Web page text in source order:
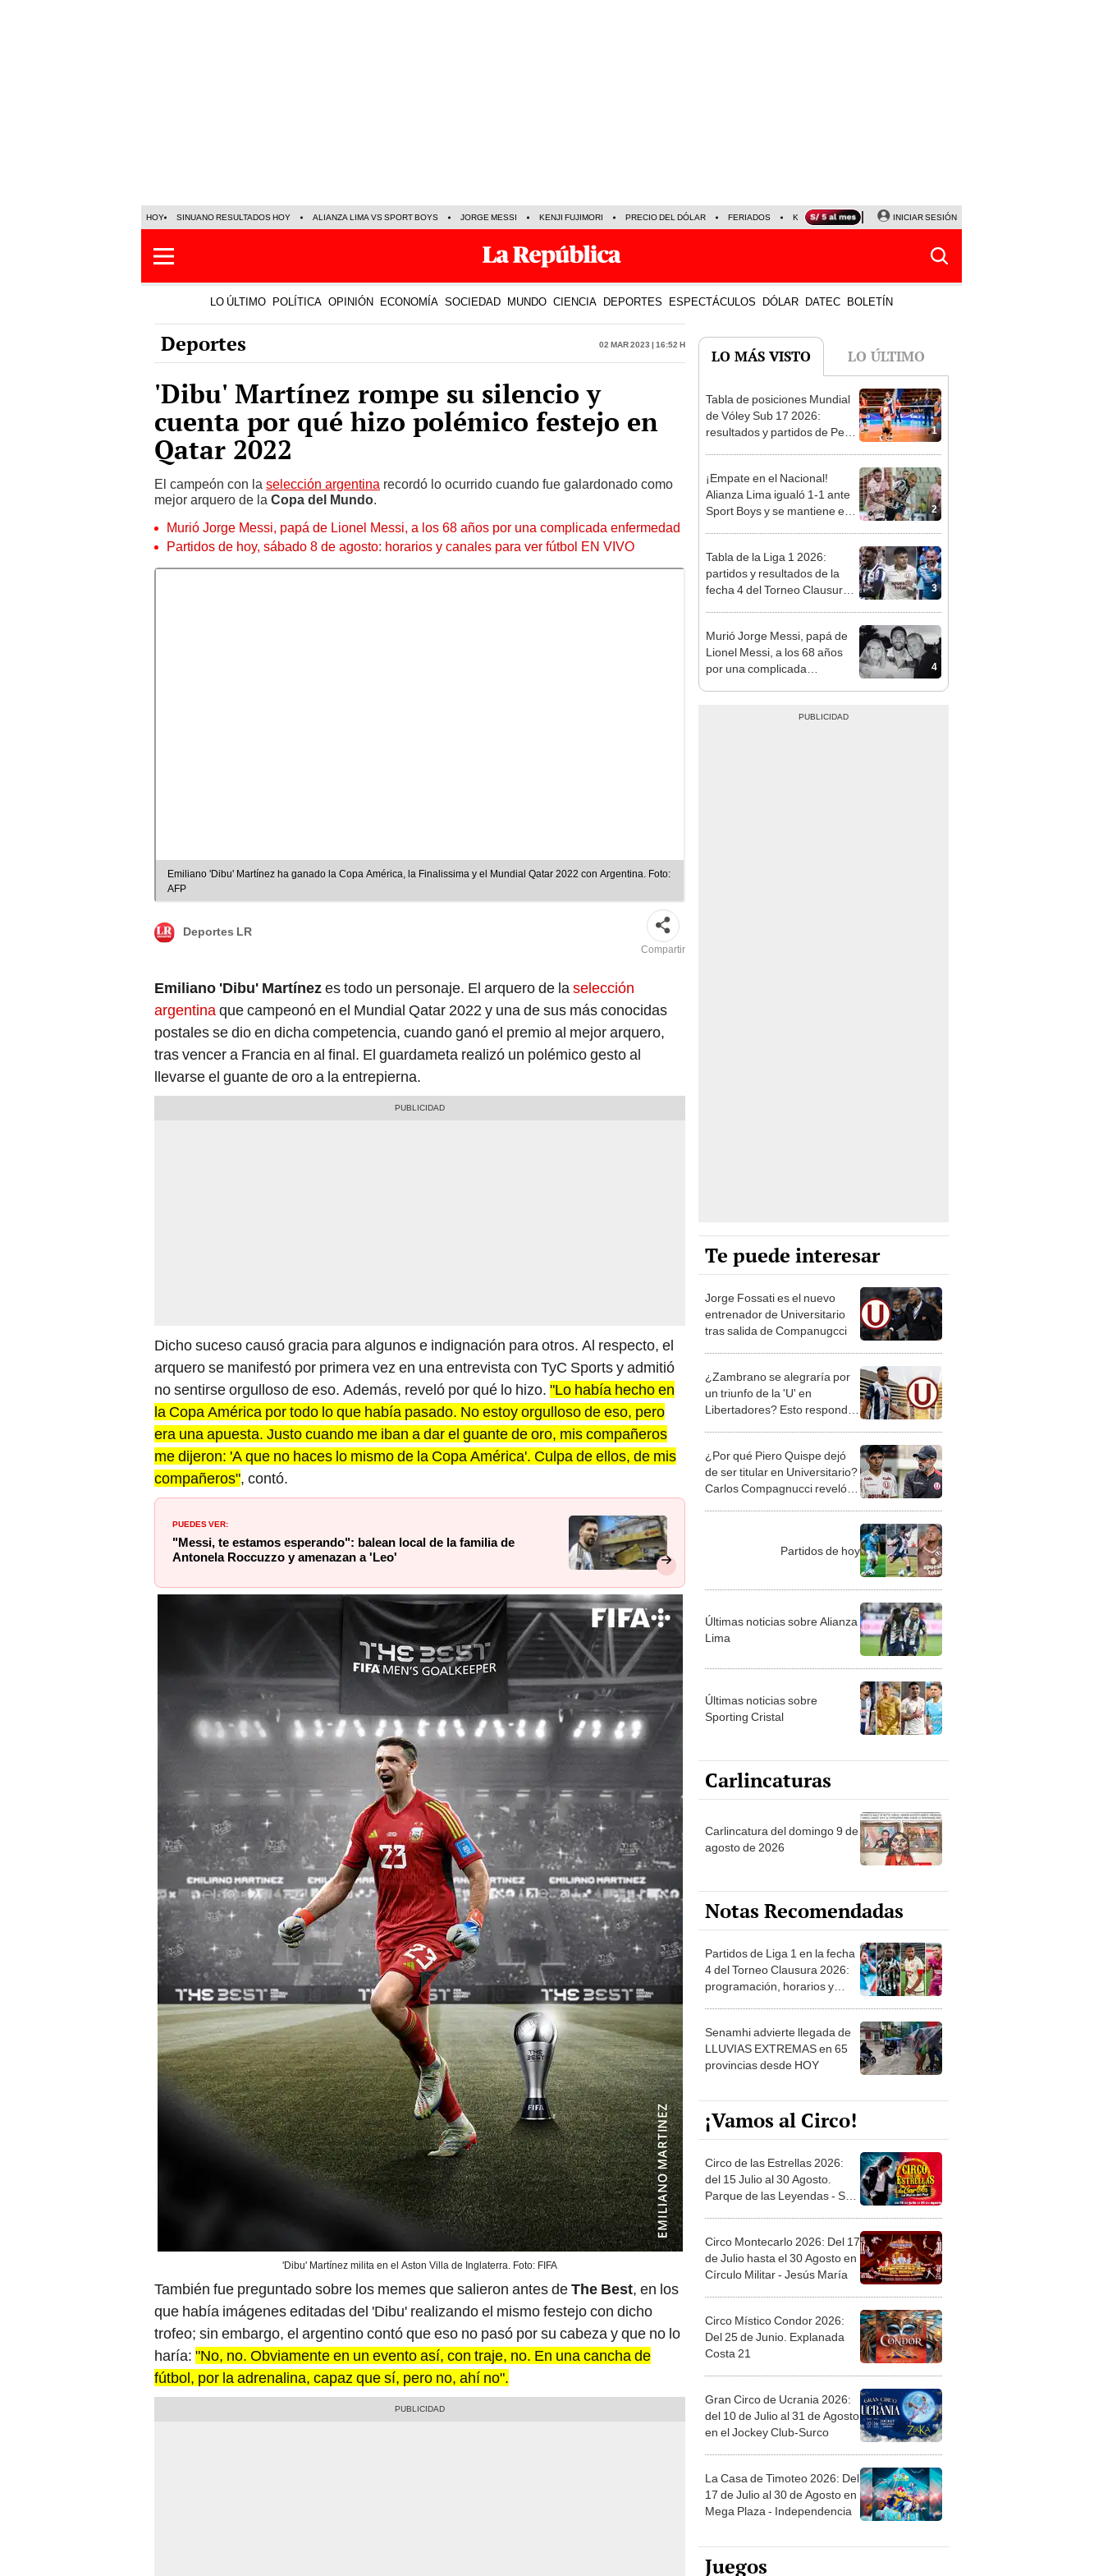
HOY SINUANO RESULTADOS HOY ALIANZA LIMA VS SPORT BOYS JORGE MESSI KENJI FUJIMORI PRECIO DEL DÓLAR FERIADOS KEIKO FUJIMORI NALDY SALDAÑA
INICIAR SESIÓN
LO ÚLTIMO POLÍTICA OPINIÓN ECONOMÍA SOCIEDAD MUNDO CIENCIA DEPORTES ESPECTÁCULOS DÓLAR DATEC BOLETÍN
Deportes 02 Mar 2023 | 16:52 h
'Dibu' Martínez rompe su silencio y
cuenta por qué hizo polémico festejo en
Qatar 2022
El campeón con la selección argentina recordó lo ocurrido cuando fue galardonado como
mejor arquero de la Copa del Mundo.
Murió Jorge Messi, papá de Lionel Messi, a los 68 años por una complicada enfermedad
Partidos de hoy, sábado 8 de agosto: horarios y canales para ver fútbol EN VIVO
Emiliano 'Dibu' Martínez ha ganado la Copa América, la Finalissima y el Mundial Qatar 2022 con Argentina. Foto:
AFP
Deportes LR
Compartir
Emiliano 'Dibu' Martínezes todo un personaje. El arquero de la selección
argentinaque campeonó en el Mundial Qatar 2022 y una de sus más conocidas
postales se dio en dicha competencia, cuando ganó el premio al mejor arquero,
tras vencer a Francia en al final. El guardameta realizó un polémico gesto al
llevarse el guante de oro a la entrepierna.
Dicho suceso causó gracia para algunos e indignación para otros. Al respecto, el
arquero se manifestó por primera vez en una entrevista con TyC Sports y admitió
no sentirse orgulloso de eso. Además, reveló por qué lo hizo. "Lo había hecho en
la Copa América por todo lo que había pasado. No estoy orgulloso de eso, pero
era una apuesta. Justo cuando me iban a dar el guante de oro, mis compañeros
me dijeron: 'A que no haces lo mismo de la Copa América'. Culpa de ellos, de mis
compañeros", contó.
PUEDES VER:
"Messi, te estamos esperando": balean local de la familia de
Antonela Roccuzzo y amenazan a 'Leo'
'Dibu' Martínez milita en el Aston Villa de Inglaterra. Foto: FIFA
También fue preguntado sobre los memes que salieron antes deThe Best, en los
que había imágenes editadas del 'Dibu' realizando el mismo festejo con dicho
trofeo; sin embargo, el argentino contó que eso no pasó por su cabeza y que no lo
haría: "No, no. Obviamente en un evento así, con traje, no. En una cancha de
fútbol, por la adrenalina, capaz que sí, pero no, ahí no".
LO MÁS VISTO LO ÚLTIMO
1
Tabla de posiciones Mundial
de Vóley Sub 17 2026:
resultados y partidos de Perú
2
¡Empate en el Nacional!
Alianza Lima igualó 1-1 ante
Sport Boys y se mantiene en
3
Tabla de la Liga 1 2026:
partidos y resultados de la
fecha 4 del Torneo Clausura y
4
Murió Jorge Messi, papá de
Lionel Messi, a los 68 años
por una complicada
Te puede interesar
Jorge Fossati es el nuevo
entrenador de Universitario
tras salida de Companugcci
¿Zambrano se alegraría por
un triunfo de la 'U' en
Libertadores? Esto respondió
¿Por qué Piero Quispe dejó
de ser titular en Universitario?
Carlos Compagnucci reveló el
Partidos de hoy
Últimas noticias sobre Alianza
Lima
Últimas noticias sobre
Sporting Cristal
Carlincaturas
Carlincatura del domingo 9 de
agosto de 2026
Notas Recomendadas
Partidos de Liga 1 en la fecha
4 del Torneo Clausura 2026:
programación, horarios y
Senamhi advierte llegada de
LLUVIAS EXTREMAS en 65
provincias desde HOY
¡Vamos al Circo!
Circo de las Estrellas 2026:
del 15 Julio al 30 Agosto.
Parque de las Leyendas - San
Circo Montecarlo 2026: Del 17
de Julio hasta el 30 Agosto en
Círculo Militar - Jesús María
Circo Místico Condor 2026:
Del 25 de Junio. Explanada
Costa 21
Gran Circo de Ucrania 2026:
del 10 de Julio al 31 de Agosto
en el Jockey Club-Surco
La Casa de Timoteo 2026: Del
17 de Julio al 30 de Agosto en
Mega Plaza - Independencia
Juegos